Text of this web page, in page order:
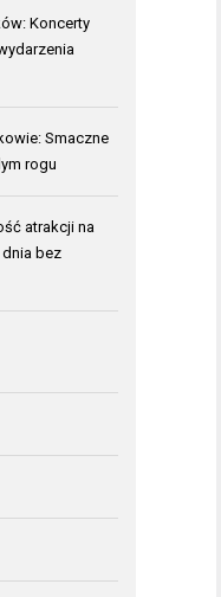
Koncerty
Smaczne
rogu
atrakcji na
bez